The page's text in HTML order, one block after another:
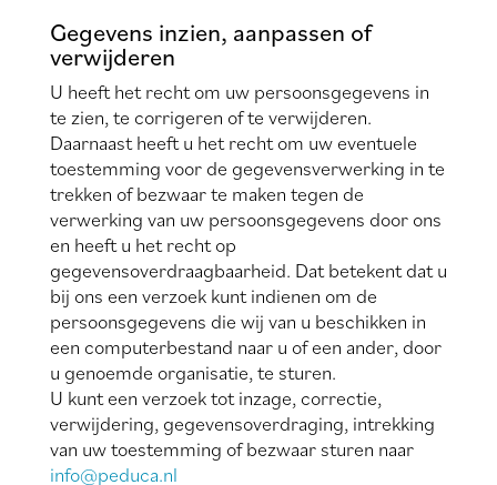
Gegevens inzien, aanpassen of
verwijderen
U heeft het recht om uw persoonsgegevens in
te zien, te corrigeren of te verwijderen.
Daarnaast heeft u het recht om uw eventuele
toestemming voor de gegevensverwerking in te
trekken of bezwaar te maken tegen de
verwerking van uw persoonsgegevens door ons
en heeft u het recht op
gegevensoverdraagbaarheid. Dat betekent dat u
bij ons een verzoek kunt indienen om de
persoonsgegevens die wij van u beschikken in
een computerbestand naar u of een ander, door
u genoemde organisatie, te sturen.
U kunt een verzoek tot inzage, correctie,
verwijdering, gegevensoverdraging, intrekking
van uw toestemming of bezwaar sturen naar
info@peduca.nl